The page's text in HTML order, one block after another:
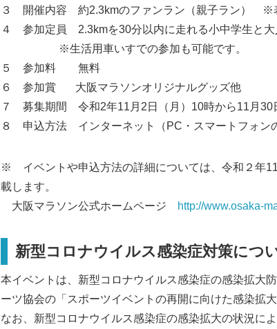
３ 開催内容 約2.3kmのファンラン（親子ラン） ※表
４ 参加定員 2.3kmを30分以内に走れる小中学生と大
※生活用車いすでの参加も可能です。
５ 参加料 無料
６ 参加賞 大阪マラソンオリジナルグッズ他
７ 募集期間 令和2年11月2日（月）10時から11月30
８ 申込方法 インターネット（PC・スマートフォン
※ イベントや申込方法の詳細については、令和２年
載します。
大阪マラソン公式ホームページ
http://www.osaka-
新型コロナウイルス感染症対策につ
本イベントは、新型コロナウイルス感染症の感染拡大
ーツ協会の「スポーツイベントの再開に向けた感染拡
なお、新型コロナウイルス感染症の感染拡大の状況に